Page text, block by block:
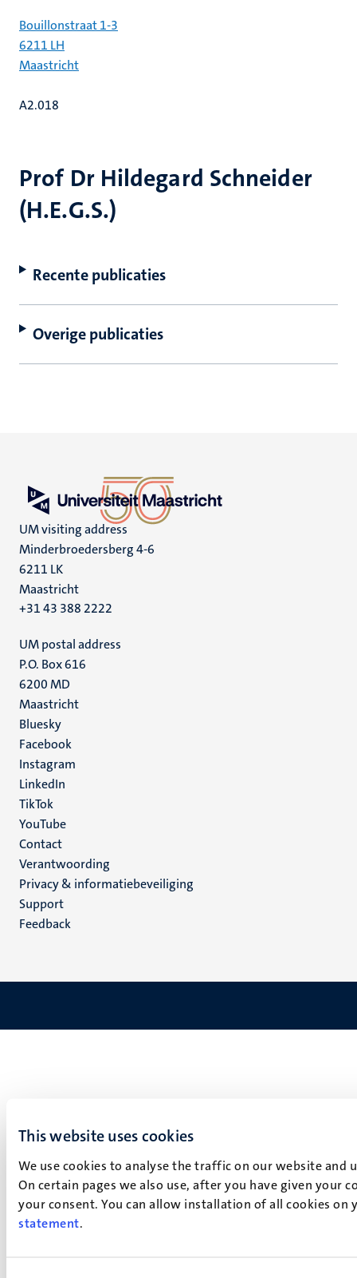
This website uses cookies
We use cookies to analyse the traffic on our website
On certain pages we also use, after you have given your
your consent. You can allow installation of all cookies
statement.
Prof Dr Hildegard Schneider
(H.E.G.S.)
Recente publicaties
Overige publicaties
Bouillonstraat 1-3
6211 LH
Maastricht
A2.018
UM visiting address
Minderbroedersberg 4-6
6211 LK
Maastricht
+31 43 388 2222
UM postal address
P.O. Box 616
6200 MD
Maastricht
Social
media
Bluesky
Facebook
Instagram
LinkedIn
TikTok
YouTube
Menu
footer
(NL)
Contact
Verantwoording
Privacy & informatiebeveiliging
Support
Feedback